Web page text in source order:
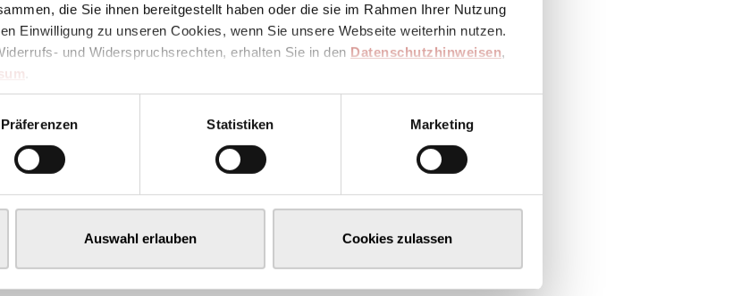
die Sie ihnen bereitgestellt haben oder die sie im Rahmen Ihrer Nutzung
Einwilligung zu unseren Cookies, wenn Sie unsere Webseite weiterhin nutzen.
und Widerspruchsrechten, erhalten Sie in den Datenschutzhinweisen,
Präferenzen Statistiken Marketing
Auswahl erlauben Cookies zulassen